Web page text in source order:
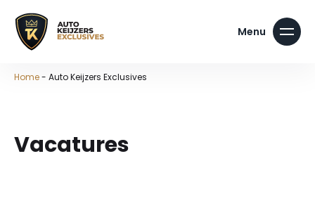
Home- Auto Keijzers Exclusives
Vacatures